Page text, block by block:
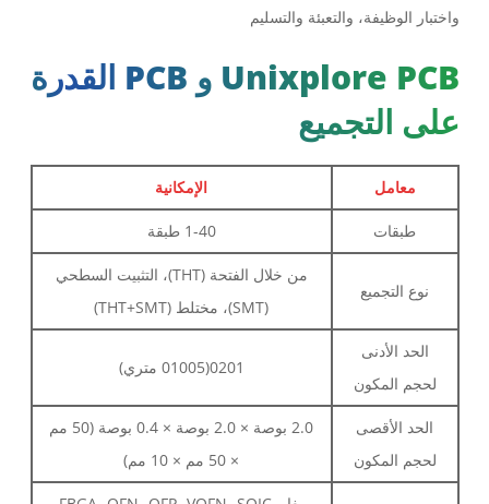
واختبار الوظيفة، والتعبئة والتسليم
Unixplore PCB و PCB القدرة
على التجميع
معامل الإمكانية
طبقات 1-40 طبقة
نوع التجميع
من خلال الفتحة (THT)، التثبيت السطحي
(SMT)، مختلط (THT+SMT)
الحد الأدنى
لحجم المكون
0201(01005 متري)
الحد الأقصى
لحجم المكون
2.0 بوصة × 2.0 بوصة × 0.4 بوصة (50 مم
× 50 مم × 10 مم)